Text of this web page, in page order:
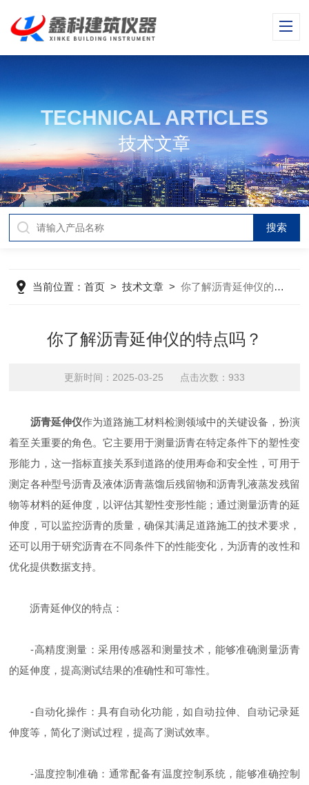
TECHNICAL ARTICLES
技术文章
当前位置：首页 >技术文章 >你了解沥青延伸仪的特点吗？
你了解沥青延伸仪的特点吗？
更新时间：2025-03-25 点击次数：933
沥青延伸仪作为道路施工材料检测领域中的关键设备，扮演
着至关重要的角色。它主要用于测量沥青在特定条件下的塑性变
形能力，这一指标直接关系到道路的使用寿命和安全性，可用于
测定各种型号沥青及液体沥青蒸馏后残留物和沥青乳液蒸发残留
物等材料的延伸度，以评估其塑性变形性能；通过测量沥青的延
伸度，可以监控沥青的质量，确保其满足道路施工的技术要求，
还可以用于研究沥青在不同条件下的性能变化，为沥青的改性和
优化提供数据支持。
沥青延伸仪的特点：
-高精度测量：采用传感器和测量技术，能够准确测量沥青
的延伸度，提高测试结果的准确性和可靠性。
-自动化操作：具有自动化功能，如自动拉伸、自动记录延
伸度等，简化了测试过程，提高了测试效率。
-温度控制准确：通常配备有温度控制系统，能够准确控制